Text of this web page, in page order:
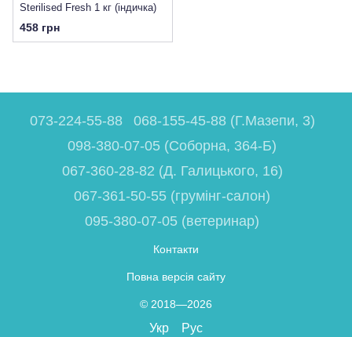
Sterilised Fresh 1 кг (індичка)
458 грн
073-224-55-88
068-155-45-88 (Г.Мазепи, 3)
098-380-07-05 (Соборна, 364-Б)
067-360-28-82 (Д. Галицького, 16)
067-361-50-55 (грумінг-салон)
095-380-07-05 (ветеринар)
Контакти
Повна версія сайту
© 2018—2026
Укр Рус